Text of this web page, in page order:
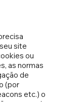
site
ou
as normas
de
(por
etc.) o